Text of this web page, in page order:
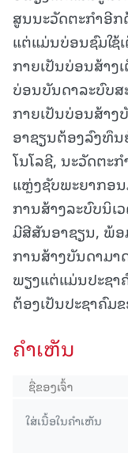
ສູນນະວັດຕະກຳອີກ
ແຕ່ແມ່ນບ່ອນຊົມໃຊ້
ກາຍເປັນບ່ອນສ້າງ
ບ່ອນບັນດາລະບົບ
ກາຍເປັນບ່ອນສ້າງ
ອາຊຽນຕ້ອງລົງທຶນ
ໂນໂລຊີ, ນະວັດຕະ
ແຫຼ່ງຊັບພະຍາກອ
ການສ້າງລະບົບນິເ
ມີສີສັນອາຊຽນ, ພ້
ການສ້າງບັນດາມາ
ພຽງແຕ່ແມ່ນປະຊ
ຕ້ອງເປັນປະຊາຄົມ
ຄໍາເຫັນ